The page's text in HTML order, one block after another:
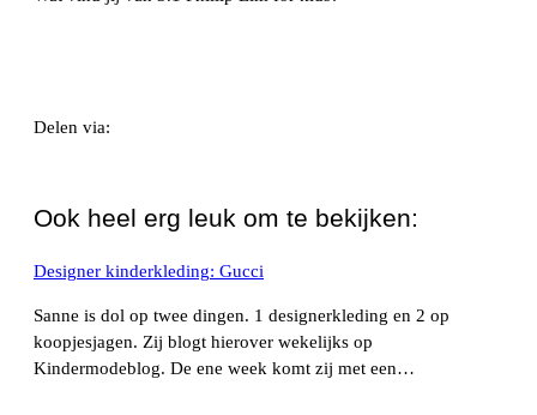
Delen via:
Ook heel erg leuk om te bekijken:
Designer kinderkleding: Gucci
Sanne is dol op twee dingen. 1 designerkleding en 2 op
koopjesjagen. Zij blogt hierover wekelijks op
Kindermodeblog. De ene week komt zij met een…